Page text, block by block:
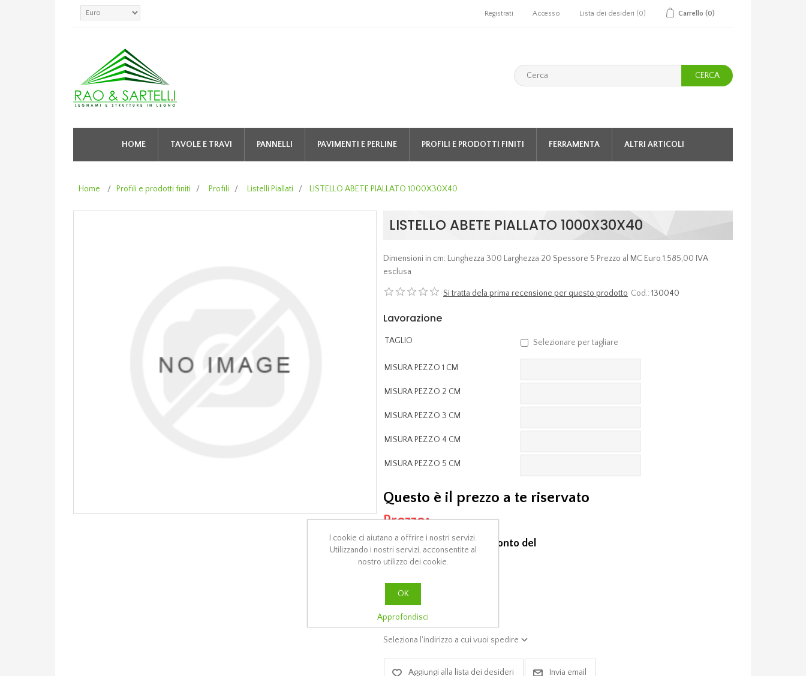
Registrati Accesso Lista dei desideri (0) Carrello (0)
CERCA
HOME TAVOLE E TRAVI PANNELLI PAVIMENTI E PERLINE PROFILI E PRODOTTI FINITI FERRAMENTA ALTRI ARTICOLI
Home / Profili e prodotti finiti / Profili / Listelli Piallati / LISTELLO ABETE PIALLATO 1000X30X40
LISTELLO ABETE PIALLATO 1000X30X40
Dimensioni in cm: Lunghezza 300 Larghezza 20 Spessore 5 Prezzo al MC Euro 1.585,00 IVA
esclusa
Si tratta dela prima recensione per questo prodotto Cod.: 130040
Lavorazione
TAGLIO Selezionare per tagliare
MISURA PEZZO 1 CM
MISURA PEZZO 2 CM
MISURA PEZZO 3 CM
MISURA PEZZO 4 CM
MISURA PEZZO 5 CM
Questo è il prezzo a te riservato
Prezzo:
E' comprensivo di uno sconto del
Seleziona l'indirizzo a cui vuoi spedire
Aggiungi alla lista dei desideri Invia email
I cookie ci aiutano a offrire i nostri servizi.
Utilizzando i nostri servizi, acconsentite al
nostro utilizzo dei cookie.
OK
Approfondisci